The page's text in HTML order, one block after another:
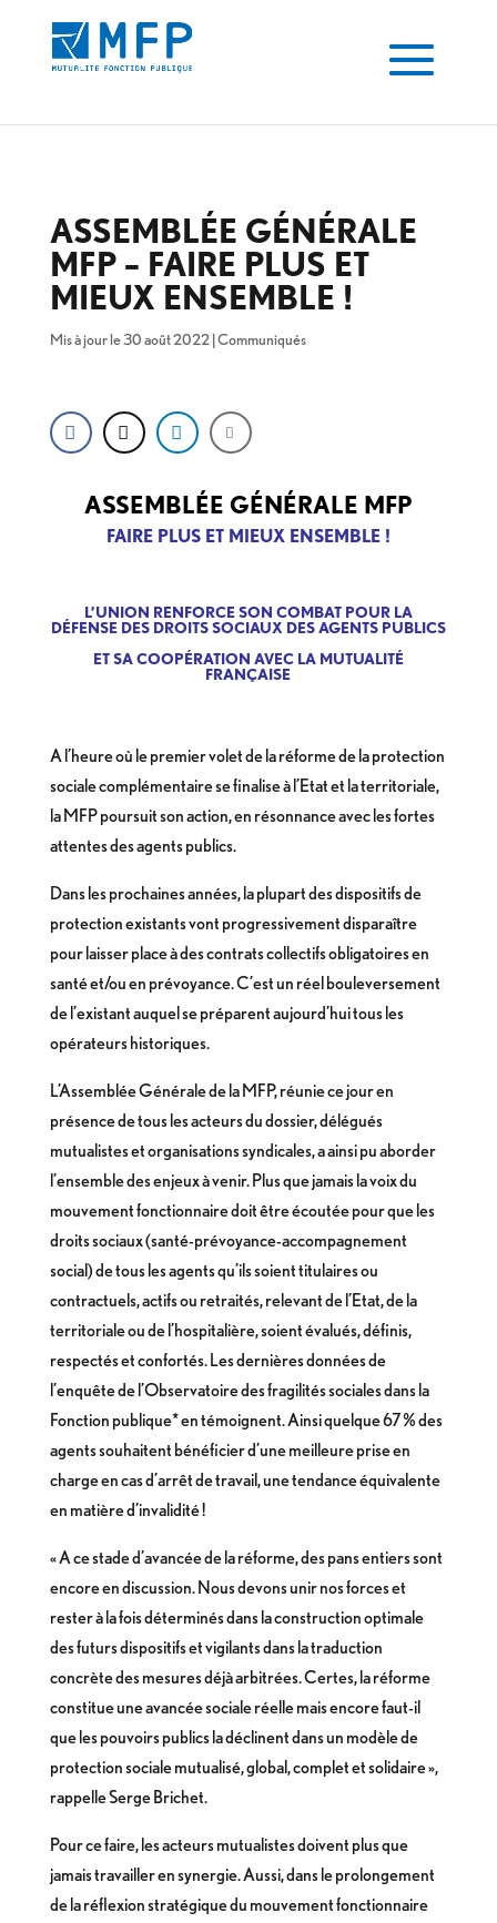
ASSEMBLÉE GÉNÉRALE
MFP – FAIRE PLUS ET
MIEUX ENSEMBLE !
Mis à jour le 30 août 2022 |Communiqués
ASSEMBLÉE GÉNÉRALE MFP
FAIRE PLUS ET MIEUX ENSEMBLE !
L’UNION RENFORCE SON COMBAT POUR LA
DÉFENSE DES DROITS SOCIAUX DES AGENTS PUBLICS
ET SA COOPÉRATION AVEC LA MUTUALITÉ
FRANÇAISE
A l’heure où le premier volet de la réforme de la protection
sociale complémentaire se finalise à l’Etat et la territoriale,
la MFP poursuit son action, en résonnance avec les fortes
attentes des agents publics.
Dans les prochaines années, la plupart des dispositifs de
protection existants vont progressivement disparaître
pour laisser place à des contrats collectifs obligatoires en
santé et/ou en prévoyance. C’est un réel bouleversement
de l’existant auquel se préparent aujourd’hui tous les
opérateurs historiques.
L’Assemblée Générale de la MFP, réunie ce jour en
présence de tous les acteurs du dossier, délégués
mutualistes et organisations syndicales, a ainsi pu aborder
l’ensemble des enjeux à venir. Plus que jamais la voix du
mouvement fonctionnaire doit être écoutée pour que les
droits sociaux (santé-prévoyance-accompagnement
social) de tous les agents qu’ils soient titulaires ou
contractuels, actifs ou retraités, relevant de l’Etat, de la
territoriale ou de l’hospitalière, soient évalués, définis,
respectés et confortés. Les dernières données de
l’enquête de l’Observatoire des fragilités sociales dans la
Fonction publique* en témoignent. Ainsi quelque 67 % des
agents souhaitent bénéficier d’une meilleure prise en
charge en cas d’arrêt de travail, une tendance équivalente
en matière d’invalidité !
« A ce stade d’avancée de la réforme, des pans entiers sont
encore en discussion. Nous devons unir nos forces et
rester à la fois déterminés dans la construction optimale
des futurs dispositifs et vigilants dans la traduction
concrète des mesures déjà arbitrées. Certes, la réforme
constitue une avancée sociale réelle mais encore faut-il
que les pouvoirs publics la déclinent dans un modèle de
protection sociale mutualisé, global, complet et solidaire »,
rappelle Serge Brichet.
Pour ce faire, les acteurs mutualistes doivent plus que
jamais travailler en synergie. Aussi, dans le prolongement
de la réflexion stratégique du mouvement fonctionnaire